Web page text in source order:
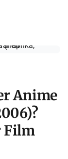
Anime
Film